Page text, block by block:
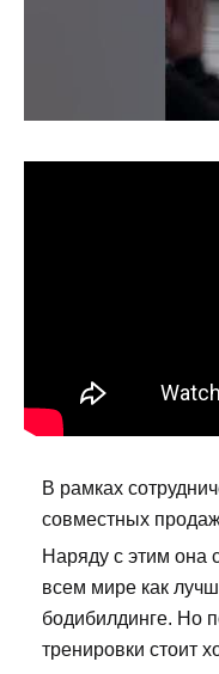
В рамках
совместных
Наряду с этим она
всем мире как
бодибилдинге. Но
тренировки стоит